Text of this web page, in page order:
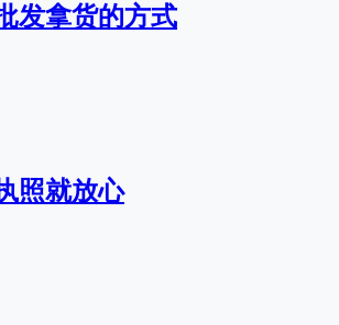
发拿货的方式
照就放心